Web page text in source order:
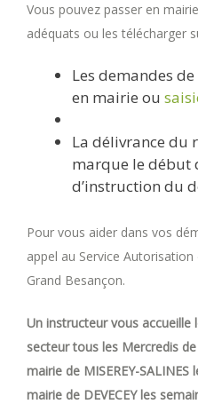
Vous pouvez passer en
adéquats ou les télécharger
Les demandes
en mairie ou
La délivrance du
marque le début
d’instruction du
Pour vous aider dans vos
appel au Service
Grand Besançon.
Un instructeur vous accueille
secteur tous les Mercredis
mairie de MISEREY-
mairie de DEVECEY les